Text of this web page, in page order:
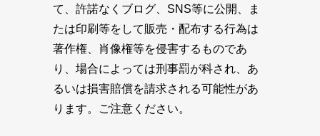
て、許諾なくブログ、SNS等に公開、ま
たは印刷等をして販売・配布する行為は
著作権、肖像権等を侵害するものであ
り、場合によっては刑事罰が科され、あ
るいは損害賠償を請求される可能性があ
ります。ご注意ください。